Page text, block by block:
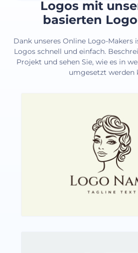
Logos mit
basierten
Dank unseres Online Logo-Makers
Logos schnell und einfach.
Projekt und sehen Sie, wie es in
umgesetzt werden